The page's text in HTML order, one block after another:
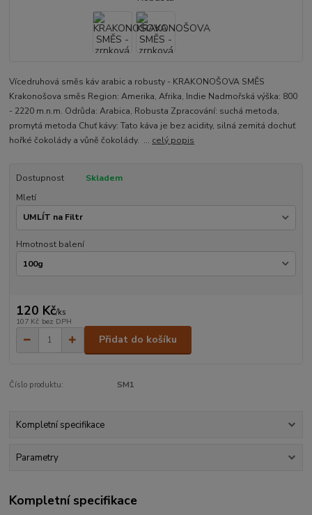
Vícedruhová směs káv arabic a robusty - KRAKONOŠOVA SMĚS
Krakonošova směs Region: Amerika, Afrika, Indie Nadmořská výška: 800
- 2220 m.n.m. Odrůda: Arabica, Robusta Zpracování: suchá metoda,
promytá metoda Chuť kávy: Tato káva je bez acidity, silná zemitá dochuť
hořké čokolády a vůně čokolády. ... celý popis
Dostupnost
Skladem
Mletí
Hmotnost balení
120 Kč/ks
107 Kč bez DPH
Přidat do košíku
Číslo produktu: SM1
Kompletní specifikace
Parametry
Kompletní specifikace